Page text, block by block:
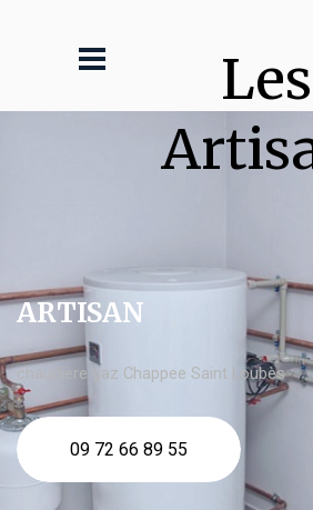
Les
ARTISAN
chaudière gaz Chappee Saint Loubès
09 72 66 89 55